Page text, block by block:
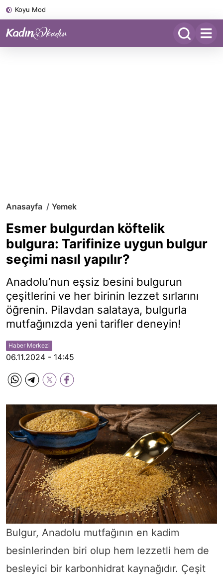
Koyu Mod
Anasayfa Yemek
Esmer bulgurdan köftelik
bulgura: Tarifinize uygun bulgur
seçimi nasıl yapılır?
Anadolu’nun eşsiz besini bulgurun
çeşitlerini ve her birinin lezzet sırlarını
öğrenin. Pilavdan salataya, bulgurla
mutfağınızda yeni tarifler deneyin!
Haber Merkezi
06.11.2024 - 14:45
Bulgur, Anadolu mutfağının en kadim
besinlerinden biri olup hem lezzetli hem de
besleyici bir karbonhidrat kaynağıdır. Çeşit